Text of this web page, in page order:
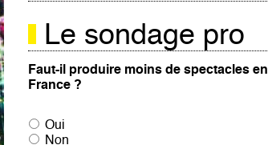
Le sondage pro
Faut-il produire moins de spectacles en
France ?
Oui
Non